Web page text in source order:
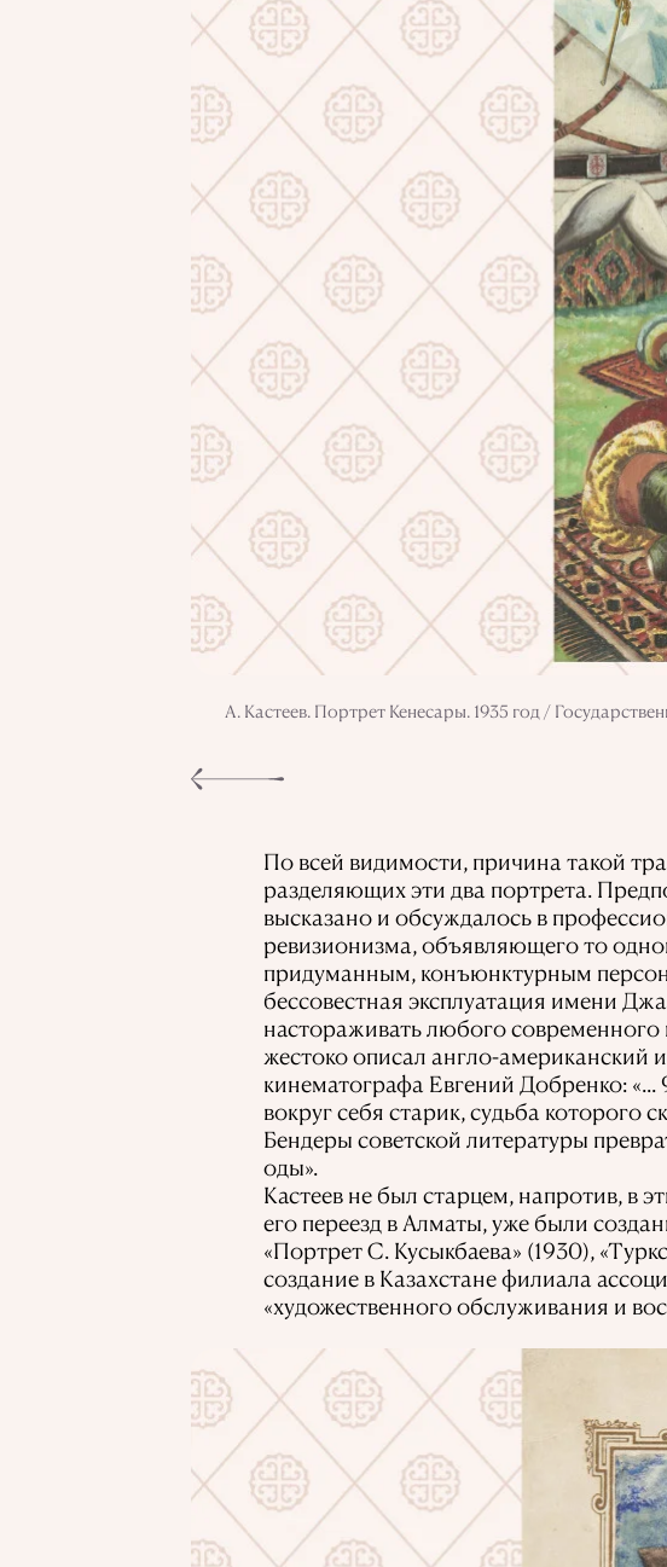
А. Кастеев. Портрет Кенесары. 1935 год /
По всей видимости, причина такой
разделяющих эти два портрета.
высказано и обсуждалось в
ревизионизма, объявляющего то
придуманным, конъюнктурным
бессовестная эксплуатация имени
настораживать любого
жестоко описал англо-американский
кинематографа Евгений Добренко:
вокруг себя старик, судьба
Бендеры советской литературы
оды».
Кастеев не был старцем, напротив, в
его переезд в Алматы, уже были
«Портрет С. Кусыкбаева» (1930),
создание в Казахстане филиала
«художественного обслуживания и